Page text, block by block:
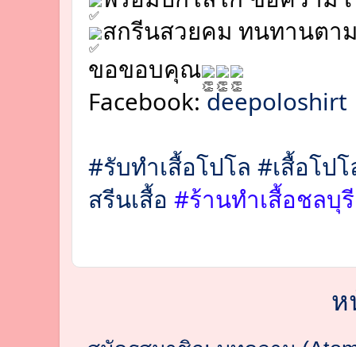
สกรีนสวยคม ทนทานตา
ขอขอบคุณ
Facebook: deepoloshirt
#รับทำเสื้อโปโล #เสื้อโป
สรีนเสื้อ #ร้านทำเสื้อชลบุรี
ห